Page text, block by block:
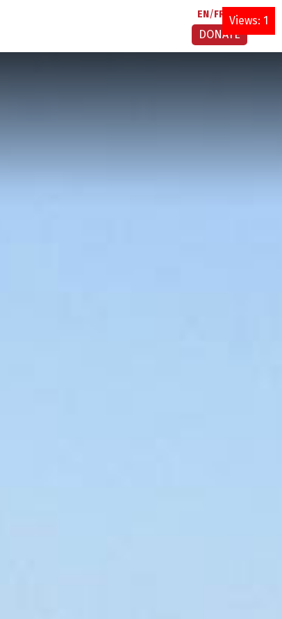
EN FR AR
DONATE
Views: 1